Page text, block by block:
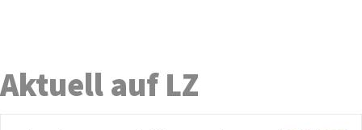
Aktuell auf LZ